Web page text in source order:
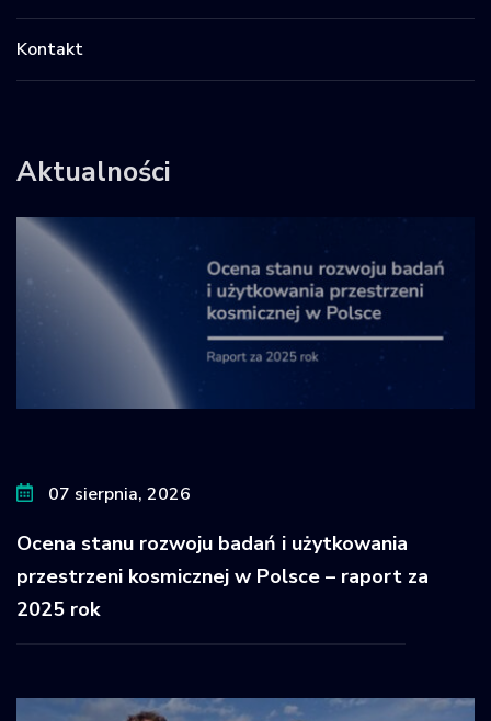
Kontakt
Aktualności
07 sierpnia, 2026
Ocena stanu rozwoju badań i użytkowania
przestrzeni kosmicznej w Polsce – raport za
2025 rok